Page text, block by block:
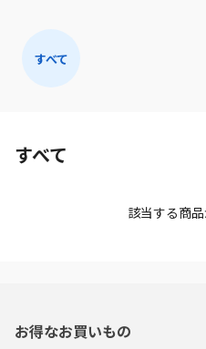
すべて
すべて
該当する商
お得なお買いもの